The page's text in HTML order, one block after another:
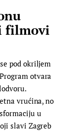
filmovi
pod okriljem
otvara
vrućina, no
u
slavi Zagreb